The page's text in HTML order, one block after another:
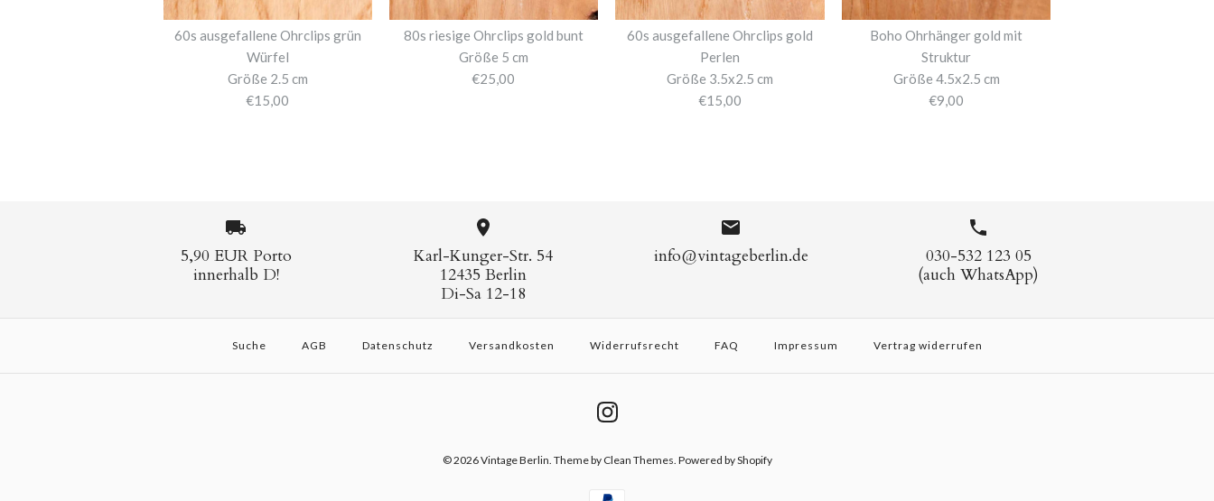
60s ausgefallene Ohrclips grün
Würfel
Größe 2.5 cm
€15,00
80s riesige Ohrclips gold bunt
Größe 5 cm
€25,00
60s ausgefallene Ohrclips gold
Perlen
Größe 3.5x2.5 cm
€15,00
Boho Ohrhänger gold mit
Struktur
Größe 4.5x2.5 cm
€9,00
5,90 EUR Porto
innerhalb D!
Karl-Kunger-Str. 54
12435 Berlin
Di-Sa 12-18
info@vintageberlin.de
030-532 123 05
(auch WhatsApp)
Suche AGB Datenschutz Versandkosten Widerrufsrecht FAQ Impressum Vertrag widerrufen
© 2026Vintage Berlin. Theme by Clean Themes. Powered by Shopify